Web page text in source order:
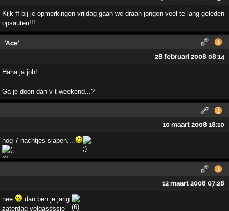
Kijk ff bij je opmerkingen vrijdag gaan we draan jongen veel te lang geleden
opsauten!!!
'Ace'
28 februari 2008 08:14
Haha ja joh!
Ga je doen dan v t weekend...?
10 maart 2008 18:10
nog 7 nachtjes slapen....
12 maart 2008 07:28
nee
dan ben je jarig
zaterdag volgassssie